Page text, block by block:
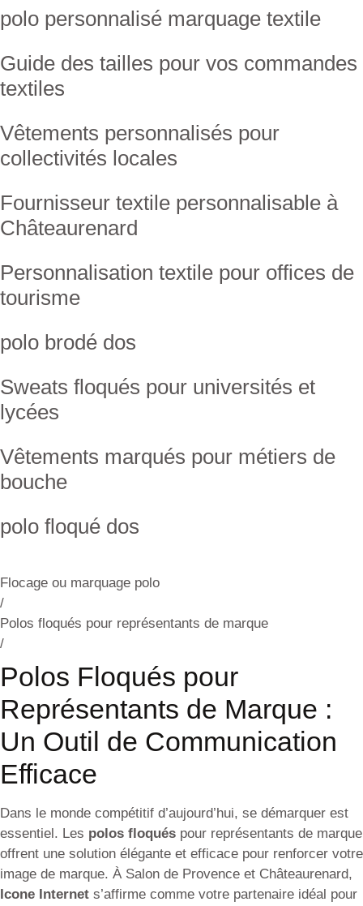
polo personnalisé marquage textile
Guide des tailles pour vos commandes
textiles
Vêtements personnalisés pour
collectivités locales
Fournisseur textile personnalisable à
Châteaurenard
Personnalisation textile pour offices de
tourisme
polo brodé dos
Sweats floqués pour universités et
lycées
Vêtements marqués pour métiers de
bouche
polo floqué dos
Flocage ou marquage polo
/
Polos floqués pour représentants de marque
/
Polos Floqués pour
Représentants de Marque :
Un Outil de Communication
Efficace
Dans le monde compétitif d’aujourd’hui, se démarquer est
essentiel. Les polos floqués pour représentants de marque
offrent une solution élégante et efficace pour renforcer votre
image de marque. À Salon de Provence et Châteaurenard,
Icone Internet s’affirme comme votre partenaire idéal pour